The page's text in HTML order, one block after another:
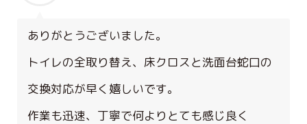
ありがとうございました。
トイレの全取り替え、床クロスと洗面台蛇口の
交換対応が早く嬉しいです。
作業も迅速、丁寧で何よりとても感じ良く